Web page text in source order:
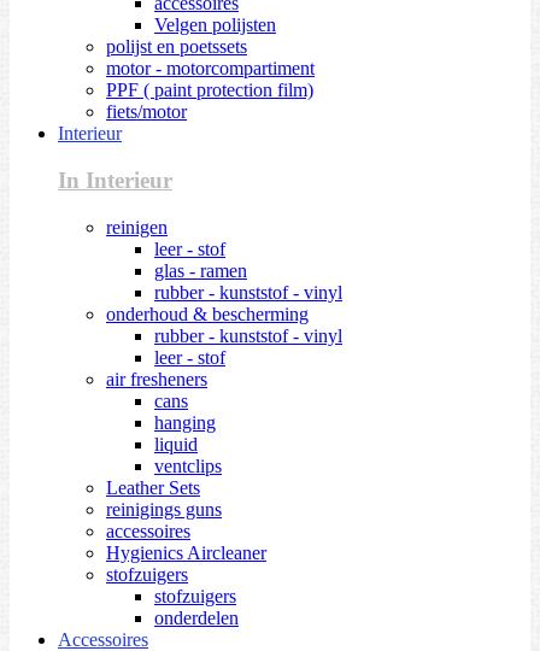
Velgen polijsten
polijst en poetssets
motor - motorcompartiment
PPF ( paint protection film)
fiets/motor
Interieur
In Interieur
reinigen
leer - stof
glas - ramen
rubber - kunststof - vinyl
onderhoud & bescherming
rubber - kunststof - vinyl
leer - stof
air fresheners
cans
hanging
liquid
ventclips
Leather Sets
reinigings guns
accessoires
Hygienics Aircleaner
stofzuigers
stofzuigers
onderdelen
Accessoires